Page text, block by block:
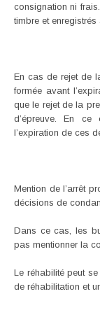
consignation ni
timbre et enregistrés
En cas de rejet de
formée avant
que le rejet de la
d’épreuve. En
l’expiration de ces
Mention de l’arrêt
décisions de
Dans ce cas, les
pas mentionner la
Le réhabilité peut
de réhabilitation et